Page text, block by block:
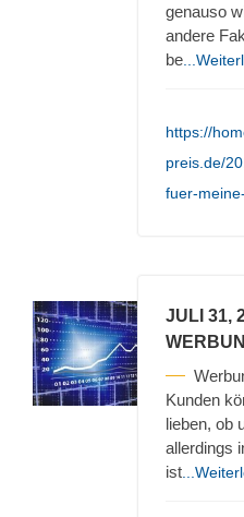
genauso
andere
be
https://
preis.de/
fuer-
JULI 31,
Kunden
lieben, ob
allerdings
ist